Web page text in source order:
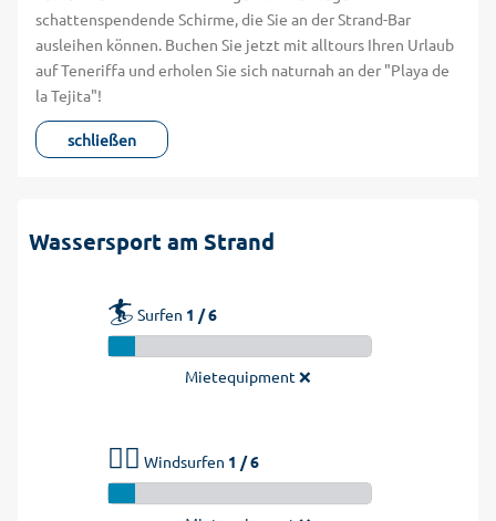
schattenspendende Schirme, die Sie an der Strand-Bar
ausleihen können. Buchen Sie jetzt mit alltours Ihren Urlaub
auf Teneriffa und erholen Sie sich naturnah an der "Playa de
la Tejita"!
schließen
Wassersport am Strand
🏄 Surfen 1 / 6
Mietequipment ❌
🏄‍♂️ Windsurfen 1 / 6